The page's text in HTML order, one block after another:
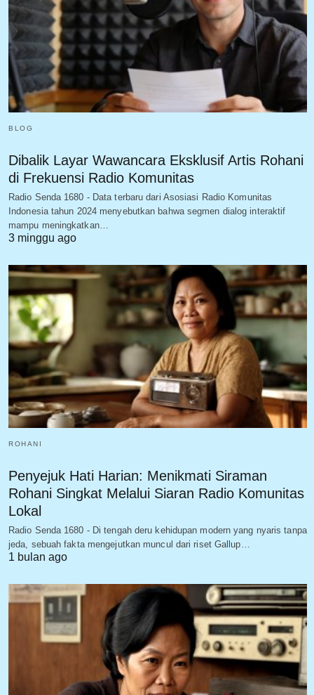
BLOG
Dibalik Layar Wawancara Eksklusif Artis Rohani
di Frekuensi Radio Komunitas
Radio Senda 1680 - Data terbaru dari Asosiasi Radio Komunitas
Indonesia tahun 2024 menyebutkan bahwa segmen dialog interaktif
mampu meningkatkan…
3 minggu ago
ROHANI
Penyejuk Hati Harian: Menikmati Siraman
Rohani Singkat Melalui Siaran Radio Komunitas
Lokal
Radio Senda 1680 - Di tengah deru kehidupan modern yang nyaris tanpa
jeda, sebuah fakta mengejutkan muncul dari riset Gallup…
1 bulan ago